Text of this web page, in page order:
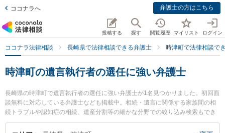
ココナラへ 弁護士の方はこちら
投稿する 探す 閲覧履歴 マイリスト ログイン
ココナラ法律相談 長崎県で法律相談できる弁護士 時津町で法律相談で
時津町の遺言執行者の選任に強い弁護士
長崎県の時津町で遺言執行者の選任に強い弁護士が1名見つかりました。初回面
談無料に対応している弁護士なども掲載中。相続・遺言に関係する家族間の相
続トラブルや認知症の相続、遺産分割等の細かな分野での絞り込み検索もでき
便利です。特に弁護士法人大村綜合法律事務所 時津オフィスの加藤 貴大弁護士
のプロフィール情報や弁護士費用、強みなどが注目されています。『時津町で